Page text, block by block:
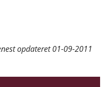
opdateret01-09-2011